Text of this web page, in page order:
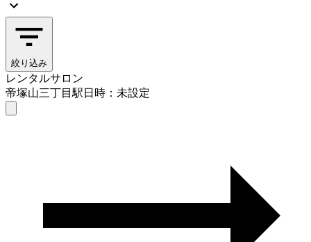
絞り込み
レンタルサロン
帝塚山三丁目駅日時：未設定